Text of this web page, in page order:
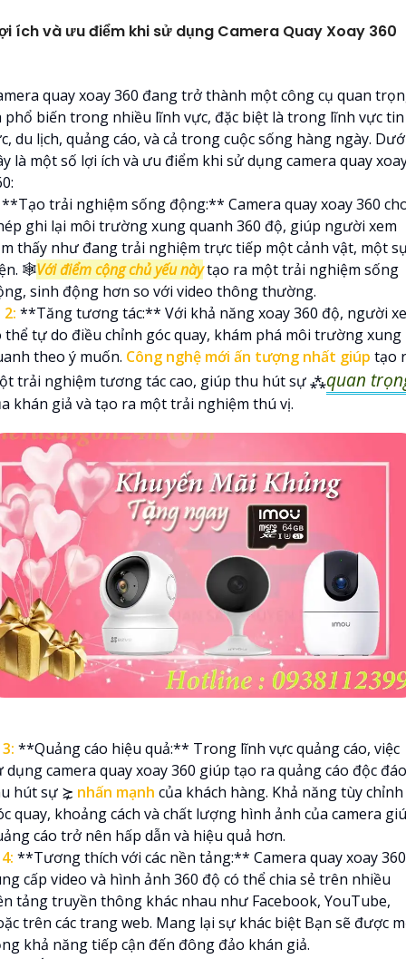
ích và ưu điểm khi sử dụng Camera Quay Xoay 360
quay xoay 360 đang trở thành một công cụ quan
phổ biến trong nhiều lĩnh vực, đặc biệt là trong lĩnh vực tin
du lịch, quảng cáo, và cả trong cuộc sống hàng ngày.
là một số lợi ích và ưu điểm khi sử dụng camera quay
trải nghiệm sống động:** Camera quay xoay 360
ghi lại môi trường xung quanh 360 độ, giúp người xem
thấy như đang trải nghiệm trực tiếp một cảnh vật, một
🕸️Với điểm cộng chủ yếu nàytạo ra một trải nghiệm sống
sinh động hơn so với video thông thường.
2: **Tăng tương tác:** Với khả năng xoay 360 độ, người
thể tự do điều chỉnh góc quay, khám phá môi trường xung
theo ý muốn. Công nghệ mới ấn tượng nhất giúp tạo
trải nghiệm tương tác cao, giúp thu hút sự ⁂quan
khán giả và tạo ra một trải nghiệm thú vị.
3: **Quảng cáo hiệu quả:** Trong lĩnh vực quảng cáo, việc
dụng camera quay xoay 360 giúp tạo ra quảng cáo độc
hút sự ⋩ nhấn mạnh của khách hàng. Khả năng tùy chỉnh
quay, khoảng cách và chất lượng hình ảnh của camera
cáo trở nên hấp dẫn và hiệu quả hơn.
4: **Tương thích với các nền tảng:** Camera quay xoay 360
cấp video và hình ảnh 360 độ có thể chia sẻ trên nhiều
tảng truyền thông khác nhau như Facebook, YouTube,
trên các trang web. Mang lại sự khác biệt Bạn sẽ được
khả năng tiếp cận đến đông đảo khán giả.